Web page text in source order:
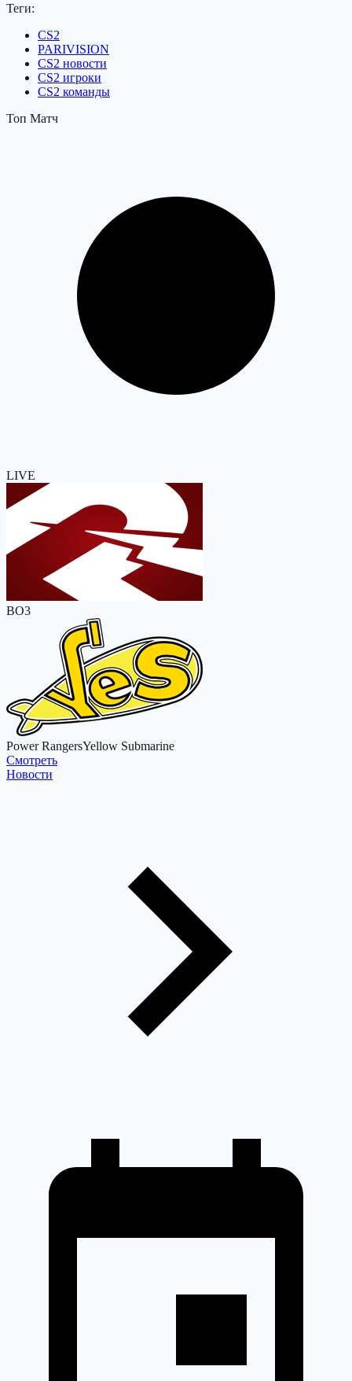
Теги:
CS2
PARIVISION
CS2 новости
CS2 игроки
CS2 команды
Топ Матч
LIVE
BO3
Power RangersYellow Submarine
Cмотреть
Новости